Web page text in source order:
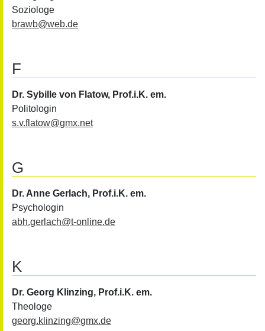
Soziologe
brawb@web.de
F
Dr. Sybille von Flatow, Prof.i.K. em.
Politologin
s.v.flatow@gmx.net
G
Dr. Anne Gerlach, Prof.i.K. em.
Psychologin
abh.gerlach@t-online.de
K
Dr. Georg Klinzing, Prof.i.K. em.
Theologe
georg.klinzing@gmx.de